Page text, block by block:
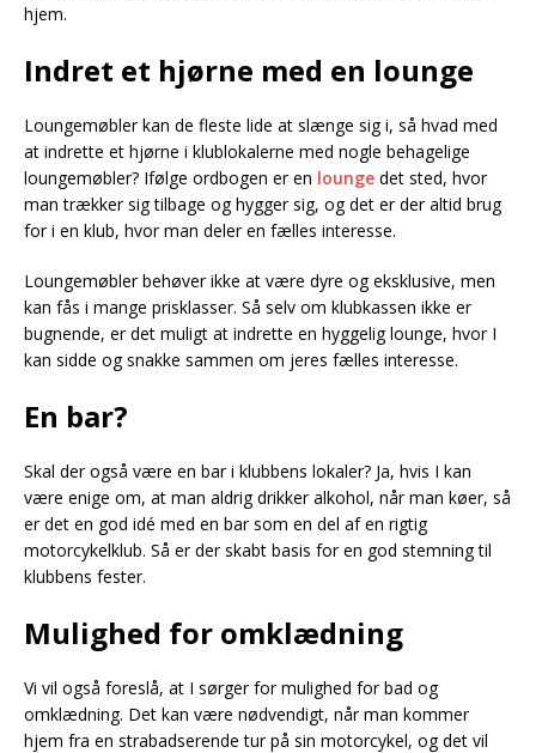
hjem.
Indret et hjørne med en lounge
Loungemøbler kan de fleste lide at slænge sig i, så hvad med
at indrette et hjørne i klublokalerne med nogle behagelige
loungemøbler? Ifølge ordbogen er en lounge det sted, hvor
man trækker sig tilbage og hygger sig, og det er der altid brug
for i en klub, hvor man deler en fælles interesse.
Loungemøbler behøver ikke at være dyre og eksklusive, men
kan fås i mange prisklasser. Så selv om klubkassen ikke er
bugnende, er det muligt at indrette en hyggelig lounge, hvor I
kan sidde og snakke sammen om jeres fælles interesse.
En bar?
Skal der også være en bar i klubbens lokaler? Ja, hvis I kan
være enige om, at man aldrig drikker alkohol, når man køer, så
er det en god idé med en bar som en del af en rigtig
motorcykelklub. Så er der skabt basis for en god stemning til
klubbens fester.
Mulighed for omklædning
Vi vil også foreslå, at I sørger for mulighed for bad og
omklædning. Det kan være nødvendigt, når man kommer
hjem fra en strabadserende tur på sin motorcykel, og det vil